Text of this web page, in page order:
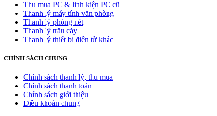
Thu mua PC & linh kiện PC cũ
Thanh lý máy tính văn phòng
Thanh lý phòng nét
Thanh lý trâu cày
Thanh lý thiết bị điện tử khác
CHÍNH SÁCH CHUNG
Chính sách thanh lý, thu mua
Chính sách thanh toán
Chính sách giới thiệu
Điều khoản chung